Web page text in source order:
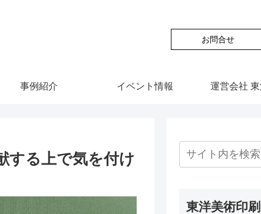
お問合せ
事例紹介 イベント情報 運営会社
する上で気を付け
東洋美術印